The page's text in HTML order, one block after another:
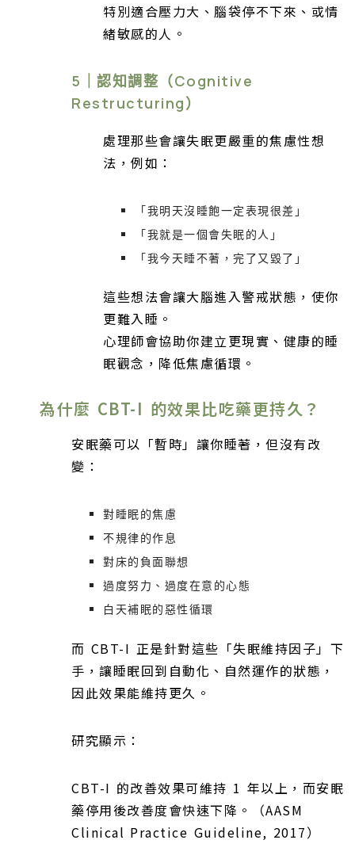
特別適合壓力大、腦袋停不下來、或情
緒敏感的人。
5｜認知調整（Cognitive
Restructuring）
處理那些會讓失眠更嚴重的焦慮性想
法，例如：
「我明天沒睡飽一定表現很差」
「我就是一個會失眠的人」
「我今天睡不著，完了又毀了」
這些想法會讓大腦進入警戒狀態，使你
更難入睡。
心理師會協助你建立更現實、健康的睡
眠觀念，降低焦慮循環。
為什麼 CBT-I 的效果比吃藥更持久？
安眠藥可以「暫時」讓你睡著，但沒有改
變：
對睡眠的焦慮
不規律的作息
對床的負面聯想
過度努力、過度在意的心態
白天補眠的惡性循環
而 CBT-I 正是針對這些「失眠維持因子」下
手，讓睡眠回到自動化、自然運作的狀態，
因此效果能維持更久。
研究顯示：
CBT-I 的改善效果可維持 1 年以上，而安眠
藥停用後改善度會快速下降。（AASM
Clinical Practice Guideline, 2017）